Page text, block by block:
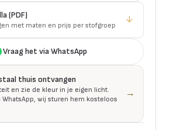
(PDF)
met maten en prijs per stofgroep
↓
Vraag het via WhatsApp
thuis ontvangen
en zie de kleur in je eigen licht.
WhatsApp, wij sturen hem kosteloos
→